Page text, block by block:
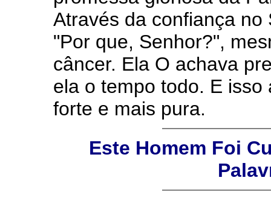
Através da confiança
"Por que, Senhor?",
câncer. Ela O achava
ela o tempo todo. E
forte e mais pura.
Este Homem Foi